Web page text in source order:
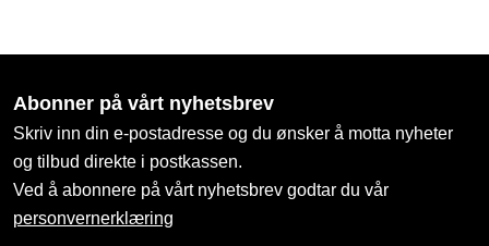
Abonner på vårt nyhetsbrev
Skriv inn din e-postadresse og du ønsker å motta nyheter
og tilbud direkte i postkassen.
Ved å abonnere på vårt nyhetsbrev godtar du vår
personvernerklæring